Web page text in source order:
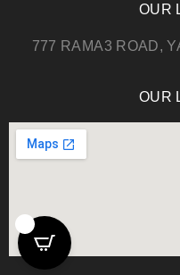
OUR
777 RAMA3 ROAD,
OUR